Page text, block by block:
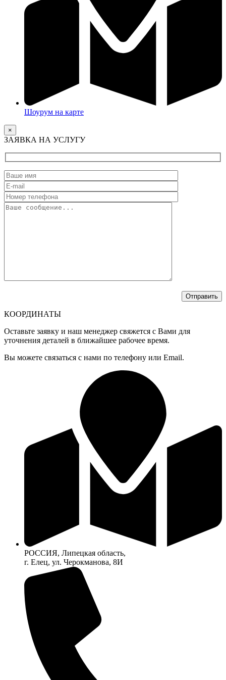
Шоурум на карте
×
ЗАЯВКА НА УСЛУГУ
КООРДИНАТЫ
Оставьте заявку и наш менеджер свяжется с Вами для
уточнения деталей в ближайшее рабочее время.
Вы можете связаться с нами по телефону или Email.
РОССИЯ, Липецкая область,
г. Елец, ул. Черокманова, 8И